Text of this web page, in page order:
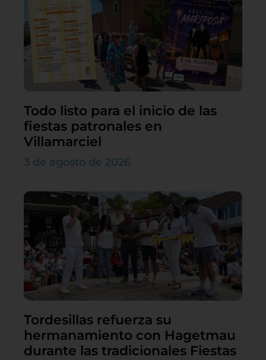
Todo listo para el inicio de las
fiestas patronales en
Villamarciel
3 de agosto de 2026
Tordesillas refuerza su
hermanamiento con Hagetmau
durante las tradicionales Fiestas